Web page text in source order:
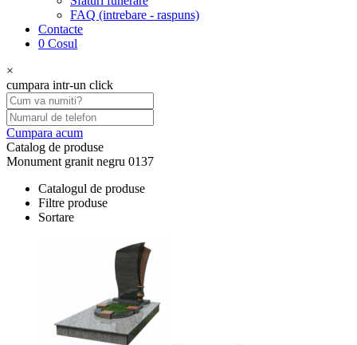
FAQ (intrebare - raspuns)
Contacte
0 Cosul
×
cumpara intr-un click
Cumpara acum
Catalog de produse
Monument granit negru 0137
Catalogul de produse
Filtre produse
Sortare